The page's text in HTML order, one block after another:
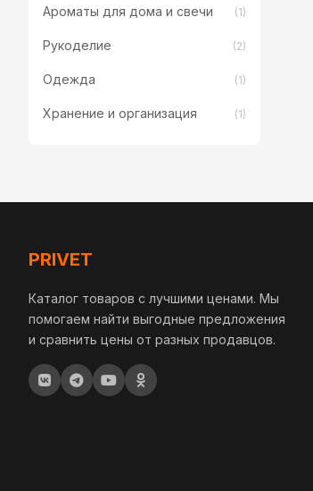
Ароматы для дома и свечи (1)
Рукоделие (2)
Одежда (1)
Хранение и организация (1)
PRIVET
Каталог товаров с лучшими ценами. Мы
помогаем найти выгодные предложения
и сравнить цены от разных продавцов.